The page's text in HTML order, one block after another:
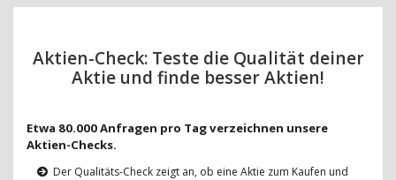
Aktien-Check: Teste die Qualität deiner
Aktie und finde besser Aktien!
Etwa 80.000 Anfragen pro Tag verzeichnen unsere
Aktien-Checks.
Der Qualitäts-Check zeigt an, ob eine Aktie zum Kaufen und